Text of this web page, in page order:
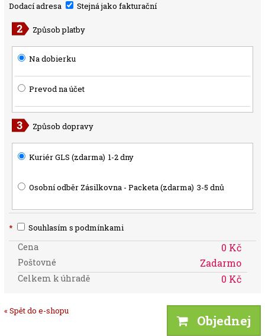
Dodací adresa
Stejná jako fakturační
Způsob platby
Na dobierku
Prevod na účet
Způsob dopravy
Kuriér GLS (zdarma) 1-2 dny
Osobní odběr Zásilkovna - Packeta (zdarma) 3-5 dnů
* Souhlasím s podmínkami
Cena 0 Kč
Poštovné Zadarmo
Celkem k úhradě 0 Kč
« Spět do e-shopu
Objednej